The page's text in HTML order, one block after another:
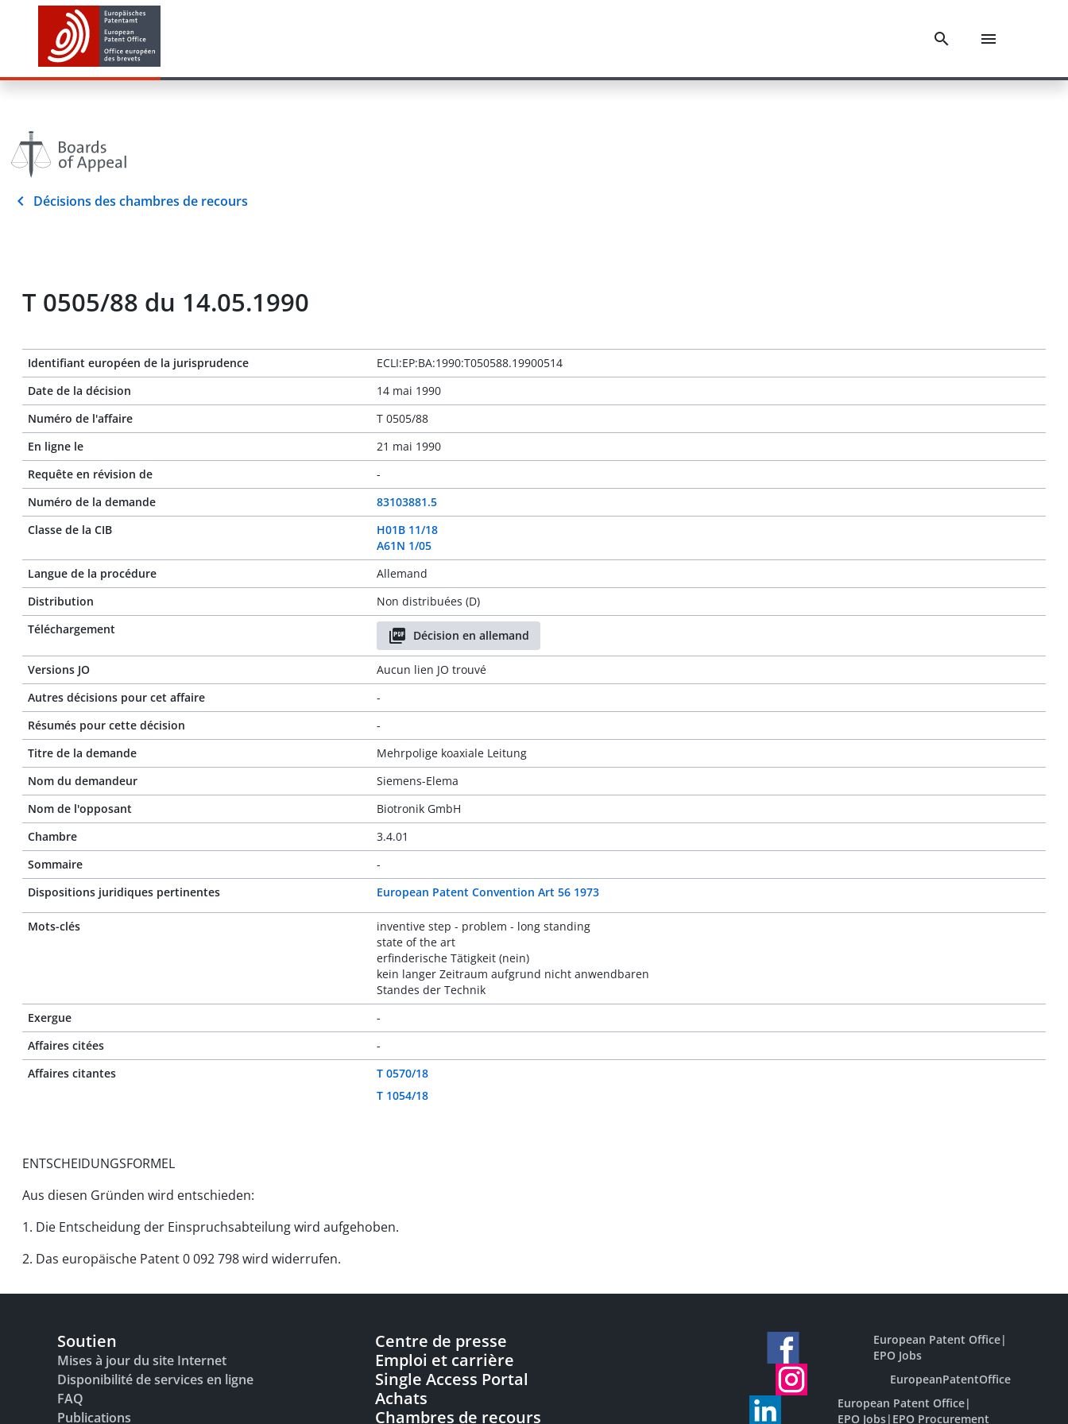
Décisions des chambres de recours
T 0505/88 du 14.05.1990
Identifiant européen de la jurisprudence
ECLI:EP:BA:1990:T050588.19900514
Date de la décision
14 mai 1990
Numéro de l'affaire
T 0505/88
En ligne le
21 mai 1990
Requête en révision de
-
Numéro de la demande
83103881.5
Classe de la CIB
H01B 11/18
A61N 1/05
Langue de la procédure
Allemand
Distribution
Non distribuées (D)
Téléchargement
Décision en allemand
Versions JO
Aucun lien JO trouvé
Autres décisions pour cet affaire
-
Résumés pour cette décision
-
Titre de la demande
Mehrpolige koaxiale Leitung
Nom du demandeur
Siemens-Elema
Nom de l'opposant
Biotronik GmbH
Chambre
3.4.01
Sommaire
-
Dispositions juridiques pertinentes
European Patent Convention Art 56 1973
Mots-clés
inventive step - problem - long standing
state of the art
erfinderische Tätigkeit (nein)
kein langer Zeitraum aufgrund nicht anwendbaren
Standes der Technik
Exergue
-
Affaires citées
-
Affaires citantes
T 0570/18
T 1054/18
ENTSCHEIDUNGSFORMEL
Aus diesen Gründen wird entschieden:
1. Die Entscheidung der Einspruchsabteilung wird aufgehoben.
2. Das europäische Patent 0 092 798 wird widerrufen.
Soutien
Mises à jour du site Internet
Disponibilité de services en ligne
FAQ
Publications
Centre de presse
Emploi et carrière
Single Access Portal
Achats
Chambres de recours
European Patent Office|
EPO Jobs
EuropeanPatentOffice
European Patent Office|
EPO Jobs| EPO Procurement